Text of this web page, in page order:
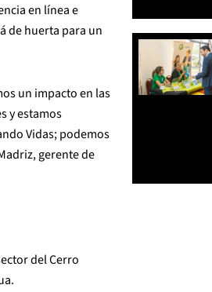
en línea e
de huerta para un
un impacto en las
y estamos
Vidas; podemos
gerente de
del Cerro